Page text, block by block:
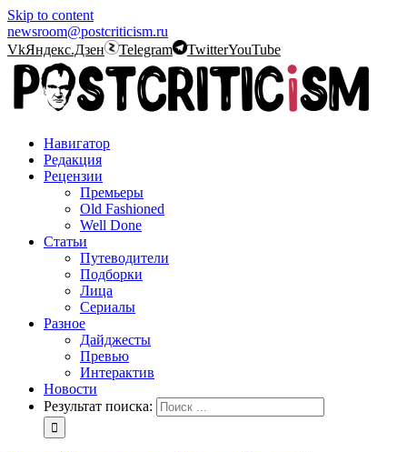
Skip to content
newsroom@postcriticism.ru
VkЯндекс.Дзен Telegram TwitterYouTube
Навигатор
Редакция
Рецензии
Премьеры
Old Fashioned
Well Done
Статьи
Путеводители
Подборки
Лица
Сериалы
Разное
Дайджесты
Превью
Интерактив
Новости
Результат поиска: